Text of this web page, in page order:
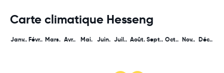
Carte climatique Hesseng
Janv.. Févr.. Mars. Avr.. Mai. Juin. Juil.. Août. Sept.. Oct.. Nov.. Déc..